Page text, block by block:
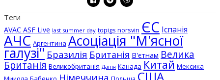
Теги
AVAC ASF Live last summer day topigs norsvin ЄС Іспанія
АЧС Аргентина Асоціація "М'ясної
галузі" Бразилія Британія В'єтнам Велика
Британія Великобританія Данія Канада Китай Мексика
Німеччина США